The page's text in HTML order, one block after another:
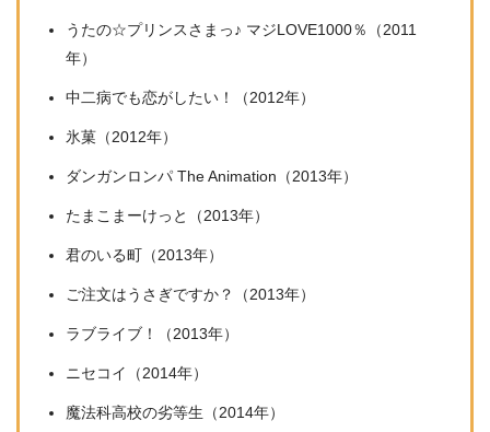
うたの☆プリンスさまっ♪ マジLOVE1000％（2011
年）
中二病でも恋がしたい！（2012年）
氷菓（2012年）
ダンガンロンパ The Animation（2013年）
たまこまーけっと（2013年）
君のいる町（2013年）
ご注文はうさぎですか？（2013年）
ラブライブ！（2013年）
ニセコイ（2014年）
魔法科高校の劣等生（2014年）